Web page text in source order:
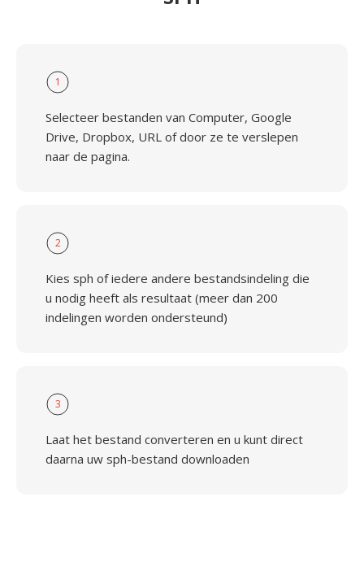
1
Selecteer bestanden van Computer, Google
Drive, Dropbox, URL of door ze te verslepen
naar de pagina.
2
Kies sph of iedere andere bestandsindeling die
u nodig heeft als resultaat (meer dan 200
indelingen worden ondersteund)
3
Laat het bestand converteren en u kunt direct
daarna uw sph-bestand downloaden